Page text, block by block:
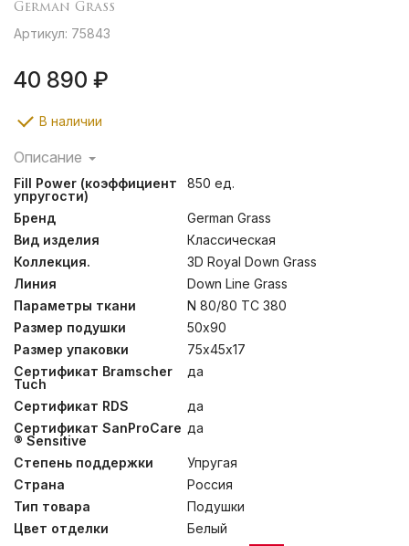
German Grass
Артикул: 75843
40 890 ₽
В наличии
Описание
Инновационная 3D конструкция позволяет создавать
объемные и высокие подушки. Эта технология
создания трехкамерных подушек с внутренним ядром
гармонично объединяет как мягкость и нежность
легчайшего гусиного пуха категории “Экстра” во
внешних камерах, так и особую упругость и объем
пухо-перового наполнителя ядра. Данная
конструкция позволяет создать несминаемый объем и
достичь необходимую высоту у каждого изделия.
Подушки коллекции 3D ROYAL DOWN GRASS имеют
чехлы из немецкой ткани, прошедшей финишную
обработку SanProCare® Sensitive, и имеющей
сертификаты «Bramscher Tuch» и OEKO-TEX®
Standard. Для обеспечения особых гигиенических
свойств, изделия прошли обработку методом
озонирования Ozone Pure 360 Grass. Сушка этих
изделий после стирки требует специальной
подготовки, поэтому при уходе в домашних условиях
рекомендуется сухая чистка.
Fill Power (коэффициент
упругости)
850 ед.
Бренд
German Grass
Вид изделия
Классическая
Коллекция.
3D Royal Down Grass
Линия
Down Line Grass
Параметры ткани
N 80/80 TC 380
Размер подушки
50х90
Размер упаковки
75х45х17
Сертификат Bramscher
Tuch
да
Сертификат RDS
да
Сертификат SanProCare
® Sensitive
да
Степень поддержки
Упругая
Страна
Россия
Тип товара
Подушки
Цвет отделки
Белый